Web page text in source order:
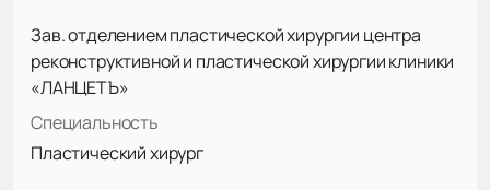
Зав. отделением пластической хирургии центра
реконструктивной и пластической хирургии клиники
«ЛАНЦЕТЪ»
Специальность
Пластический хирург